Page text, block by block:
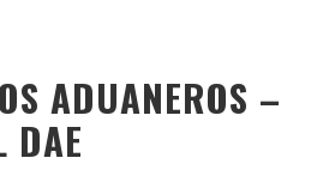
ADUANEROS –
DAE